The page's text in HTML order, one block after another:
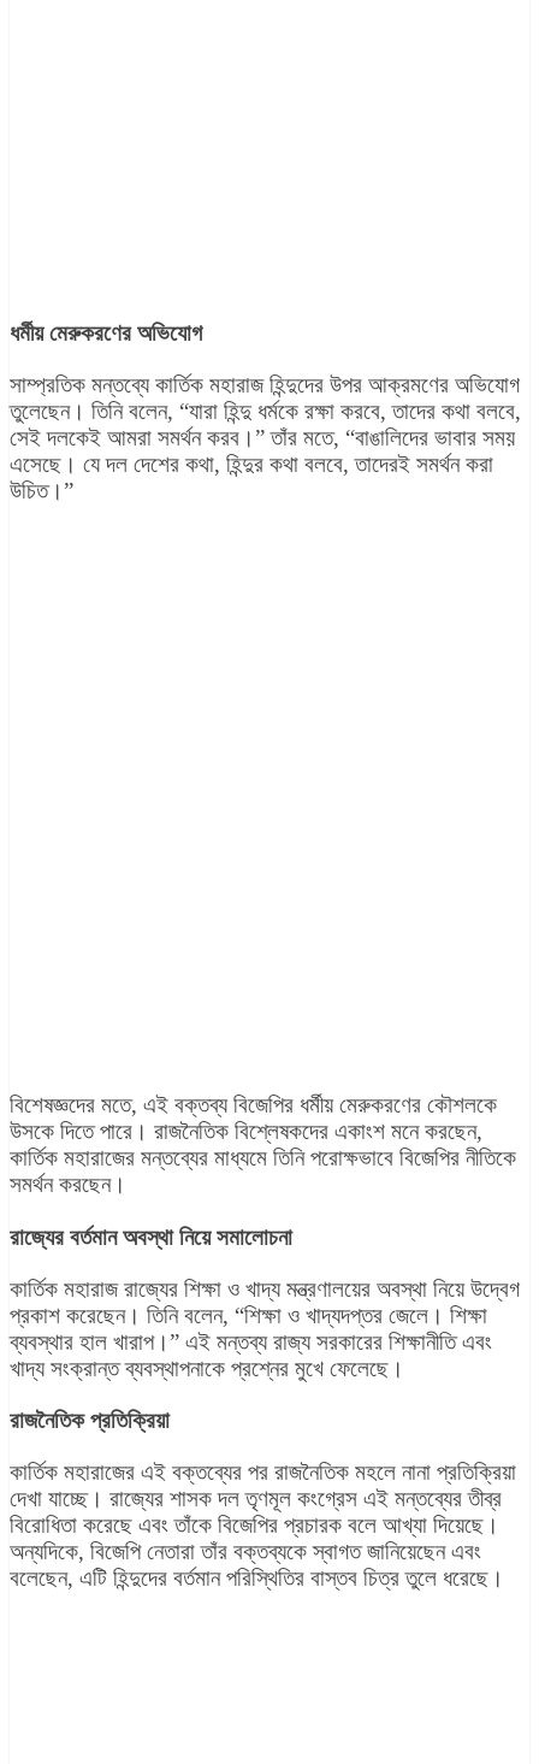
ধর্মীয় মেরুকরণের অভিযোগ
সাম্প্রতিক মন্তব্যে কার্তিক মহারাজ হিন্দুদের উপর আক্রমণের অভিযোগ
তুলেছেন। তিনি বলেন, “যারা হিন্দু ধর্মকে রক্ষা করবে, তাদের কথা বলবে,
সেই দলকেই আমরা সমর্থন করব।” তাঁর মতে, “বাঙালিদের ভাবার সময়
এসেছে। যে দল দেশের কথা, হিন্দুর কথা বলবে, তাদেরই সমর্থন করা
উচিত।”
বিশেষজ্ঞদের মতে, এই বক্তব্য বিজেপির ধর্মীয় মেরুকরণের কৌশলকে
উসকে দিতে পারে। রাজনৈতিক বিশ্লেষকদের একাংশ মনে করছেন,
কার্তিক মহারাজের মন্তব্যের মাধ্যমে তিনি পরোক্ষভাবে বিজেপির নীতিকে
সমর্থন করছেন।
রাজ্যের বর্তমান অবস্থা নিয়ে সমালোচনা
কার্তিক মহারাজ রাজ্যের শিক্ষা ও খাদ্য মন্ত্রণালয়ের অবস্থা নিয়ে উদ্বেগ
প্রকাশ করেছেন। তিনি বলেন, “শিক্ষা ও খাদ্যদপ্তর জেলে। শিক্ষা
ব্যবস্থার হাল খারাপ।” এই মন্তব্য রাজ্য সরকারের শিক্ষানীতি এবং
খাদ্য সংক্রান্ত ব্যবস্থাপনাকে প্রশ্নের মুখে ফেলেছে।
রাজনৈতিক প্রতিক্রিয়া
কার্তিক মহারাজের এই বক্তব্যের পর রাজনৈতিক মহলে নানা প্রতিক্রিয়া
দেখা যাচ্ছে। রাজ্যের শাসক দল তৃণমূল কংগ্রেস এই মন্তব্যের তীব্র
বিরোধিতা করেছে এবং তাঁকে বিজেপির প্রচারক বলে আখ্যা দিয়েছে।
অন্যদিকে, বিজেপি নেতারা তাঁর বক্তব্যকে স্বাগত জানিয়েছেন এবং
বলেছেন, এটি হিন্দুদের বর্তমান পরিস্থিতির বাস্তব চিত্র তুলে ধরেছে।